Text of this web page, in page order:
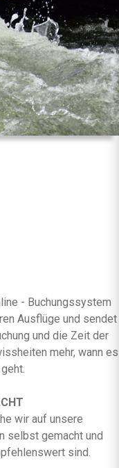
- Buchungssystem
Ausflüge und sendet
und die Zeit der
mehr, wann es
wir auf unsere
selbst gemacht und
sind.